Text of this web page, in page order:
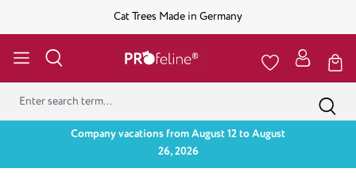
Cat Trees Made in Germany
Company vacations from August 12 to August
26, 2026